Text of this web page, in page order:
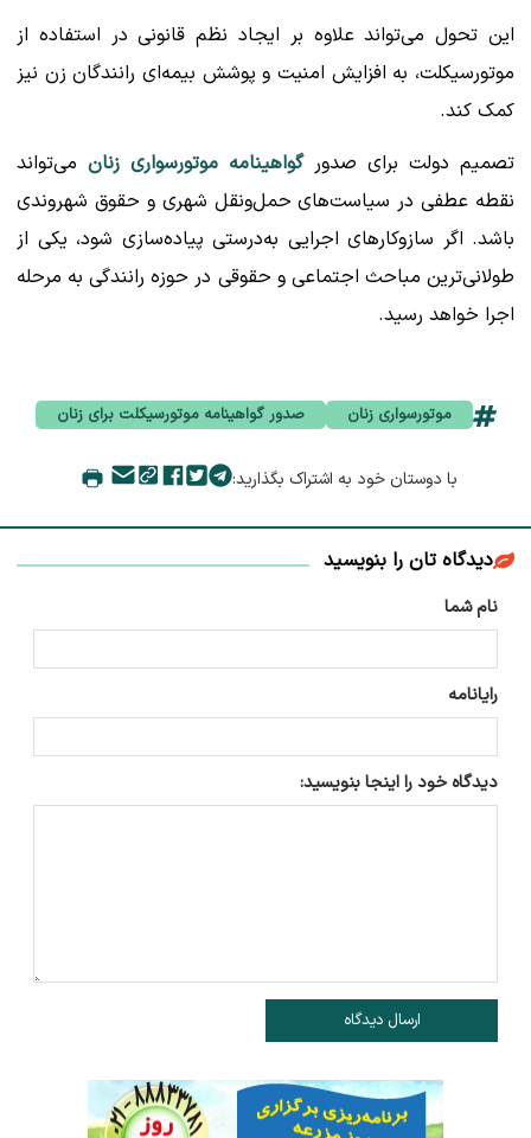
این تحول می‌تواند علاوه بر ایجاد نظم قانونی در استفاده از
موتورسیکلت، به افزایش امنیت و پوشش بیمه‌ای رانندگان زن نیز
کمک کند.
تصمیم دولت برای صدورگواهینامه موتورسواری زنان می‌تواند
نقطه عطفی در سیاست‌های حمل‌ونقل شهری و حقوق شهروندی
باشد. اگر سازوکارهای اجرایی به‌درستی پیاده‌سازی شود، یکی از
طولانی‌ترین مباحث اجتماعی و حقوقی در حوزه رانندگی به مرحله
اجرا خواهد رسید.
موتورسواری زنان صدور گواهینامه موتورسیکلت برای زنان
با دوستان خود به اشتراک بگذارید:
دیدگاه تان را بنویسید
نام شما
رایانامه
دیدگاه خود را اینجا بنویسید:
ارسال دیدگاه